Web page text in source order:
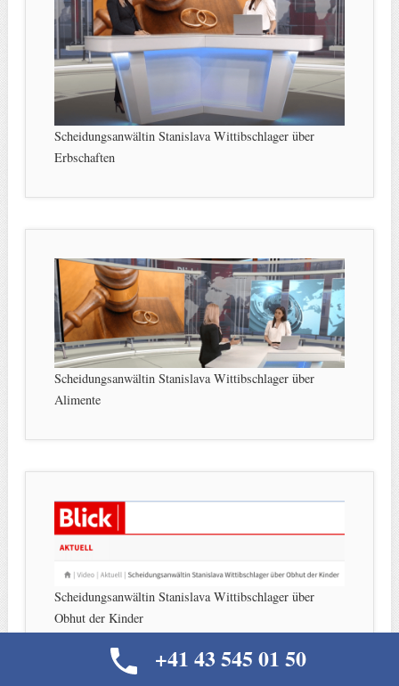
Scheidungsanwältin Stanislava Wittibschlager über
Erbschaften
Scheidungsanwältin Stanislava Wittibschlager über
Alimente
Scheidungsanwältin Stanislava Wittibschlager über
Obhut der Kinder
+41 43 545 01 50